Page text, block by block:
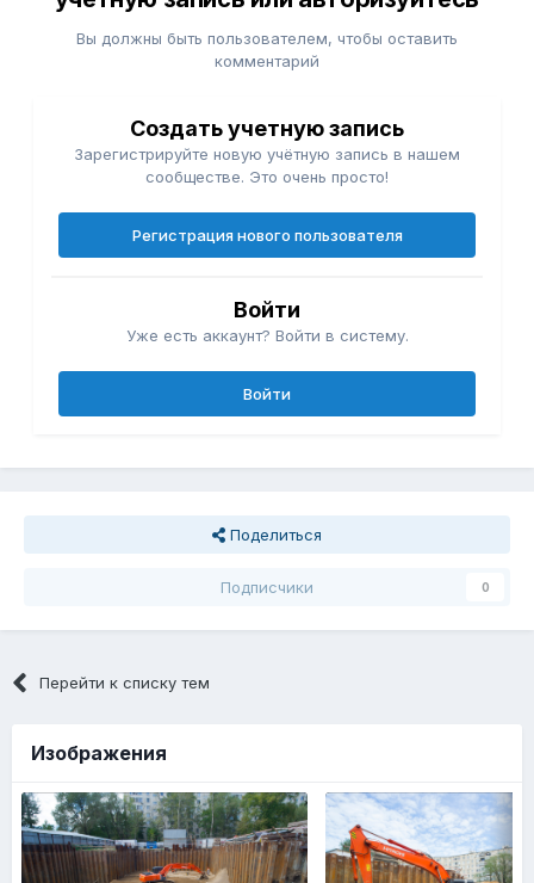
Вы должны быть пользователем, чтобы оставить
комментарий
Создать учетную запись
Зарегистрируйте новую учётную запись в нашем
сообществе. Это очень просто!
Регистрация нового пользователя
Войти
Уже есть аккаунт? Войти в систему.
Войти
Поделиться
Подписчики 0
Перейти к списку тем
Изображения